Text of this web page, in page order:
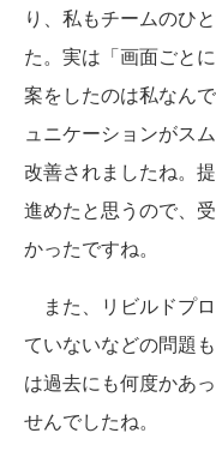
り、私もチームのひ
た。実は「画面ごと
案をしたのは私なん
ュニケーションがス
改善されましたね。
進めたと思うので、
かったですね。
また、リビルドプ
ていないなどの問題
は過去にも何度かあ
せんでしたね。